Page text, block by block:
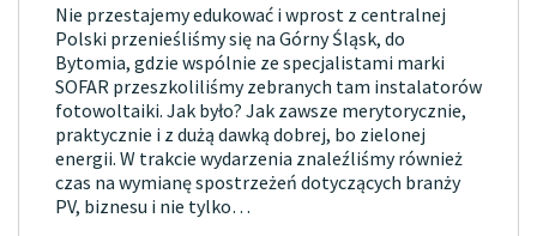
Nie przestajemy edukować i wprost z centralnej
Polski przenieśliśmy się na Górny Śląsk, do
Bytomia, gdzie wspólnie ze specjalistami marki
SOFAR przeszkoliliśmy zebranych tam instalatorów
fotowoltaiki. Jak było? Jak zawsze merytorycznie,
praktycznie i z dużą dawką dobrej, bo zielonej
energii. W trakcie wydarzenia znaleźliśmy również
czas na wymianę spostrzeżeń dotyczących branży
PV, biznesu i nie tylko…